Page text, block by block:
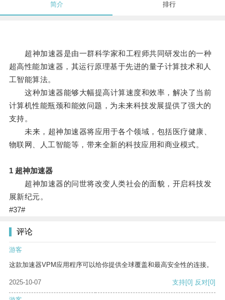
简介 排行
超神加速器是由一群科学家和工程师共同研发出的一种
超高性能加速器，其运行原理基于先进的量子计算技术和人
工智能算法。
这种加速器能够大幅提高计算速度和效率，解决了当前
计算机性能瓶颈和能效问题，为未来科技发展提供了强大的
支持。
未来，超神加速器将应用于各个领域，包括医疗健康、
物联网、人工智能等，带来全新的科技应用和商业模式。
1 超神加速器
超神加速器的问世将改变人类社会的面貌，开启科技发
展新纪元。
#37#
评论
游客
这款加速器VPM应用程序可以给你提供全球覆盖和最高安全性的连接。
2025-10-07 支持[0] 反对[0]